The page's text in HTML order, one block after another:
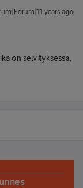
years ago
on selvityksessä.